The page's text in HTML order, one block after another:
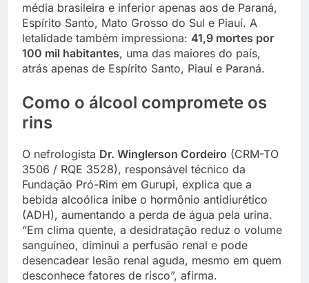
média brasileira e inferior apenas aos de Paraná,
Espírito Santo, Mato Grosso do Sul e Piauí. A
letalidade também impressiona: 41,9 mortes por
100 mil habitantes, uma das maiores do país,
atrás apenas de Espírito Santo, Piauí e Paraná.
Como o álcool compromete os
rins
O nefrologista Dr. Winglerson Cordeiro (CRM-TO
3506 / RQE 3528), responsável técnico da
Fundação Pró-Rim em Gurupi, explica que a
bebida alcoólica inibe o hormônio antidiurético
(ADH), aumentando a perda de água pela urina.
“Em clima quente, a desidratação reduz o volume
sanguíneo, diminui a perfusão renal e pode
desencadear lesão renal aguda, mesmo em quem
desconhece fatores de risco”, afirma.